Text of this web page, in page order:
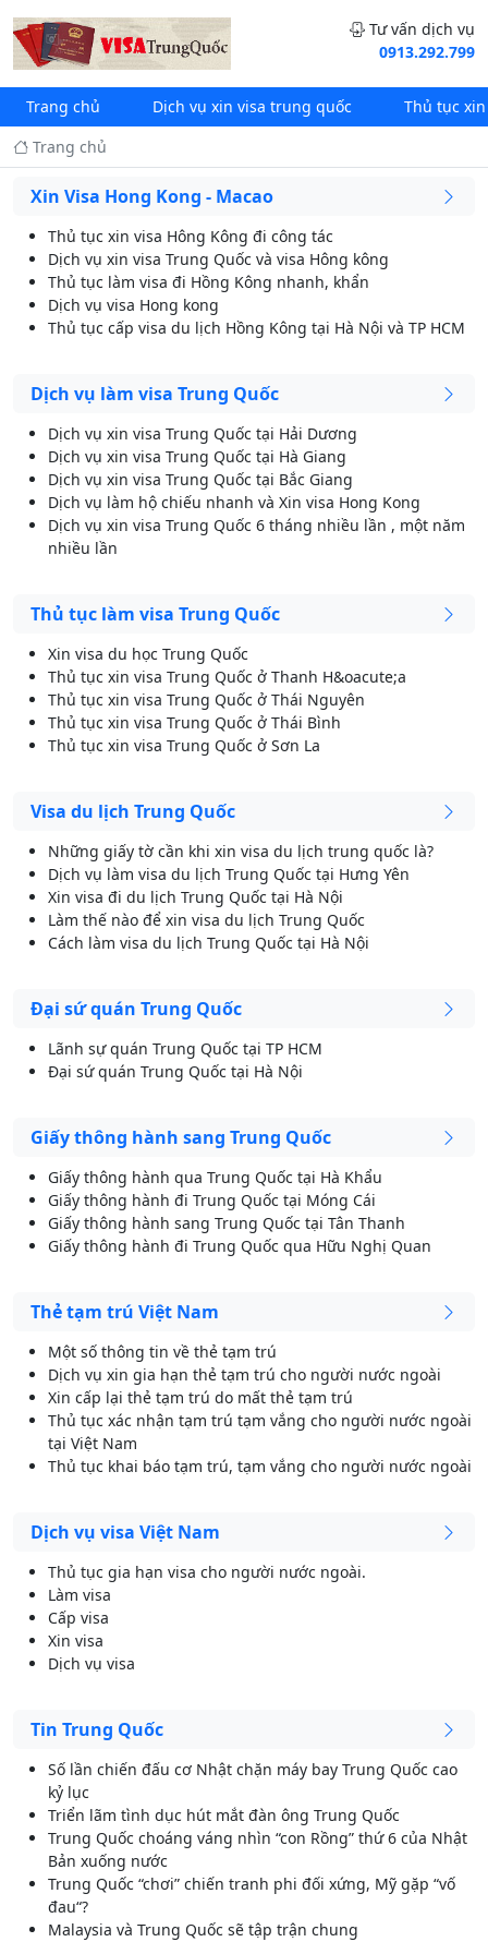
Tư vấn dịch vụ
0913.292.799
Trang chủ Dịch vụ xin visa trung quốc
Thủ tục
Trang chủ
Xin Visa Hong Kong - Macao
Thủ tục xin visa Hông Kông đi công tác
Dịch vụ xin visa Trung Quốc và visa Hông kông
Thủ tục làm visa đi Hồng Kông nhanh, khẩn
Dịch vụ visa Hong kong
Thủ tục cấp visa du lịch Hồng Kông tại Hà Nội và TP HCM
Dịch vụ làm visa Trung Quốc
Dịch vụ xin visa Trung Quốc tại Hải Dương
Dịch vụ xin visa Trung Quốc tại Hà Giang
Dịch vụ xin visa Trung Quốc tại Bắc Giang
Dịch vụ làm hộ chiếu nhanh và Xin visa Hong Kong
Dịch vụ xin visa Trung Quốc 6 tháng nhiều lần , một năm
nhiều lần
Thủ tục làm visa Trung Quốc
Xin visa du học Trung Quốc
Thủ tục xin visa Trung Quốc ở Thanh H&oacute;a
Thủ tục xin visa Trung Quốc ở Thái Nguyên
Thủ tục xin visa Trung Quốc ở Thái Bình
Thủ tục xin visa Trung Quốc ở Sơn La
Visa du lịch Trung Quốc
Những giấy tờ cần khi xin visa du lịch trung quốc là?
Dịch vụ làm visa du lịch Trung Quốc tại Hưng Yên
Xin visa đi du lịch Trung Quốc tại Hà Nội
Làm thế nào để xin visa du lịch Trung Quốc
Cách làm visa du lịch Trung Quốc tại Hà Nội
Đại sứ quán Trung Quốc
Lãnh sự quán Trung Quốc tại TP HCM
Đại sứ quán Trung Quốc tại Hà Nội
Giấy thông hành sang Trung Quốc
Giấy thông hành qua Trung Quốc tại Hà Khẩu
Giấy thông hành đi Trung Quốc tại Móng Cái
Giấy thông hành sang Trung Quốc tại Tân Thanh
Giấy thông hành đi Trung Quốc qua Hữu Nghị Quan
Thẻ tạm trú Việt Nam
Một số thông tin về thẻ tạm trú
Dịch vụ xin gia hạn thẻ tạm trú cho người nước ngoài
Xin cấp lại thẻ tạm trú do mất thẻ tạm trú
Thủ tục xác nhận tạm trú tạm vắng cho người nước ngoài
tại Việt Nam
Thủ tục khai báo tạm trú, tạm vắng cho người nước ngoài
Dịch vụ visa Việt Nam
Thủ tục gia hạn visa cho người nước ngoài.
Làm visa
Cấp visa
Xin visa
Dịch vụ visa
Tin Trung Quốc
Số lần chiến đấu cơ Nhật chặn máy bay Trung Quốc cao
kỷ lục
Triển lãm tình dục hút mắt đàn ông Trung Quốc
Trung Quốc choáng váng nhìn “con Rồng” thứ 6 của Nhật
Bản xuống nước
Trung Quốc “chơi” chiến tranh phi đối xứng, Mỹ gặp “vố
đau“?
Malaysia và Trung Quốc sẽ tập trận chung